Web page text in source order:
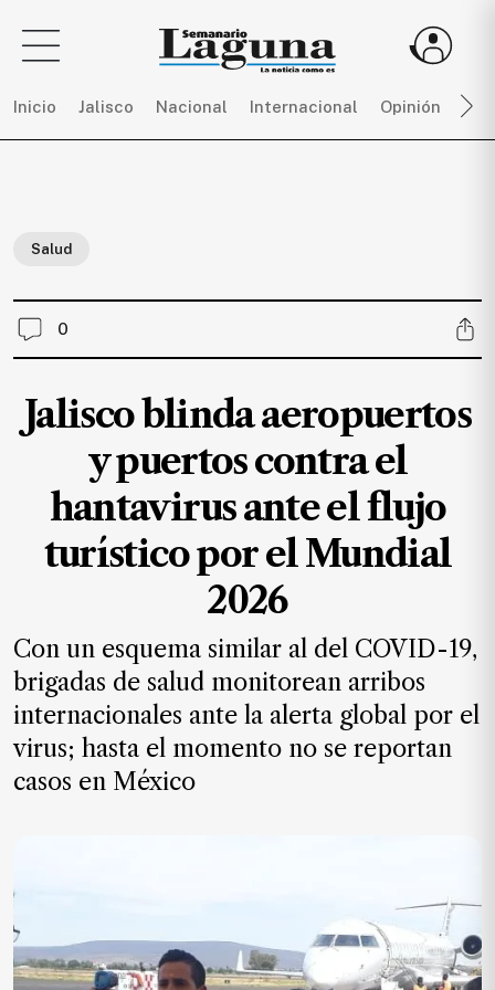
Inicio Jalisco Nacional Internacional Opinión
únete
a
LAGUNA
por
MXN
mes.
NOTICIAS
Jalisco
Nacional
Turismo
Salud
0
Jalisco blinda aeropuertos
y puertos contra el
hantavirus ante el flujo
turístico por el Mundial
2026
Con un esquema similar al del COVID-19,
brigadas de salud monitorean arribos
internacionales ante la alerta global por el
virus; hasta el momento no se reportan
casos en México